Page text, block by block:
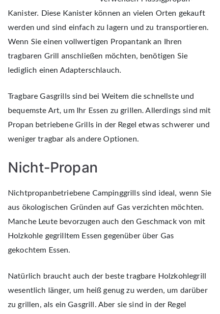
Kanister. Diese Kanister können an vielen Orten gekauft
werden und sind einfach zu lagern und zu transportieren.
Wenn Sie einen vollwertigen Propantank an Ihren
tragbaren Grill anschließen möchten, benötigen Sie
lediglich einen Adapterschlauch.
Tragbare Gasgrills sind bei Weitem die schnellste und
bequemste Art, um Ihr Essen zu grillen. Allerdings sind mit
Propan betriebene Grills in der Regel etwas schwerer und
weniger tragbar als andere Optionen.
Nicht-Propan
Nichtpropanbetriebene Campinggrills sind ideal, wenn Sie
aus ökologischen Gründen auf Gas verzichten möchten.
Manche Leute bevorzugen auch den Geschmack von mit
Holzkohle gegrilltem Essen gegenüber über Gas
gekochtem Essen.
Natürlich braucht auch der beste tragbare Holzkohlegrill
wesentlich länger, um heiß genug zu werden, um darüber
zu grillen, als ein Gasgrill. Aber sie sind in der Regel